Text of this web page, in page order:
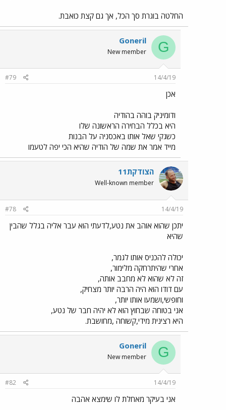
החלטה בוגרת סך הכל, אך גם קצת כואבת.
G
Goneril
New member
14/4/19
#79
אכן
ודומיניק בוהה בהודיה
היא בכלל הבחירה הראשונה שלו
כשגקי שאל אותו באכסניה על הבנות
מייד אמר את שמה של הודיה שהיא הכי יפה לטעמו
הצודקת11
Well-known member
14/4/19
#78
יתכן שהוא אוהב את נטע,לדעתי הוא עבר אליה בגלל שהבין
שהיא
יכולה להכניס אותו לגמר,
אחרי שהיתרחקה מלימור,
זה לא שהוא לא מחבב אותה,
עם דודו הוא היה הרבה יותר מצחיק,
וחופשי,ושמעו אותו יותר,
אני בטוחה שבחוץ הוא לא יהיה חבר של נטע,
היא רצינית מידי,קשוחה ,מחושבת.
G
Goneril
New member
14/4/19
#82
אני בעיקר מאחלת לו שימצא אהבה